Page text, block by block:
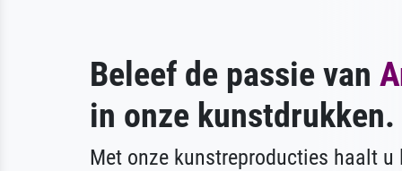
Beleef de passie van
in onze kunstdrukken.
Met onze kunstreproducties haalt